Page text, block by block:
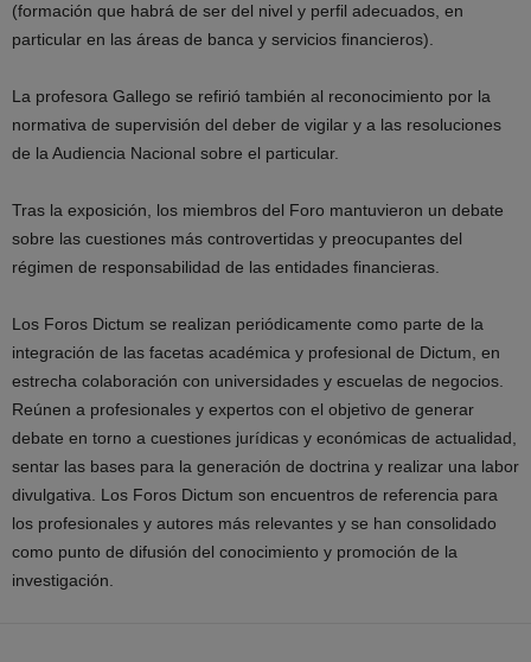
(formación que habrá de ser del nivel y perfil adecuados, en
particular en las áreas de banca y servicios financieros).
La profesora Gallego se refirió también al reconocimiento por la
normativa de supervisión del deber de vigilar y a las resoluciones
de la Audiencia Nacional sobre el particular.
Tras la exposición, los miembros del Foro mantuvieron un debate
sobre las cuestiones más controvertidas y preocupantes del
régimen de responsabilidad de las entidades financieras.
Los Foros Dictum se realizan periódicamente como parte de la
integración de las facetas académica y profesional de Dictum, en
estrecha colaboración con universidades y escuelas de negocios.
Reúnen a profesionales y expertos con el objetivo de generar
debate en torno a cuestiones jurídicas y económicas de actualidad,
sentar las bases para la generación de doctrina y realizar una labor
divulgativa. Los Foros Dictum son encuentros de referencia para
los profesionales y autores más relevantes y se han consolidado
como punto de difusión del conocimiento y promoción de la
investigación.